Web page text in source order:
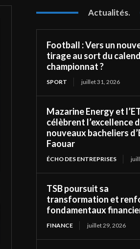
Actualités.
Football : Vers un
tirage au sort du
championnat ?
SPORT juillet 31, 2026
Mazarine Energy et
célèbrent l’excellence
nouveaux bacheliers
Faouar
ÉCHO DES ENTREPRISES
TSB poursuit sa
transformation et
fondamentaux
FINANCE juillet 29, 2026